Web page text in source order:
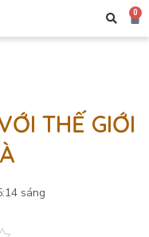
0
THẾ GIỚI
sáng